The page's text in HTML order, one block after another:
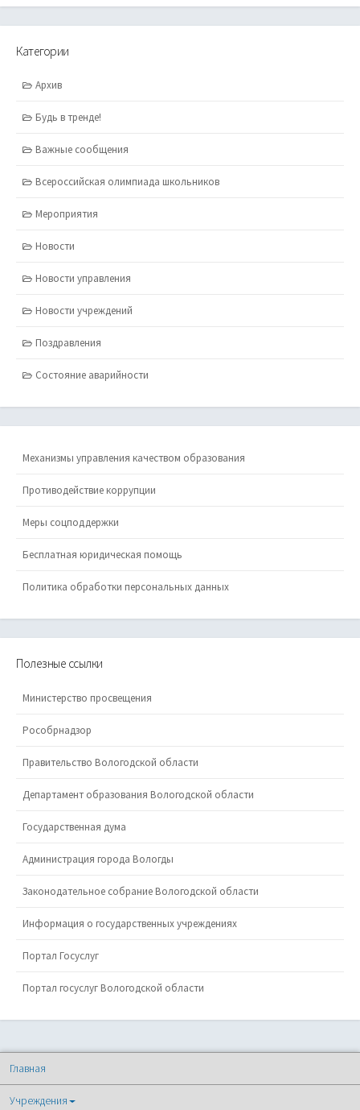
Категории
Архив
Будь в тренде!
Важные сообщения
Всероссийская олимпиада школьников
Мероприятия
Новости
Новости управления
Новости учреждений
Поздравления
Состояние аварийности
Механизмы управления качеством образования
Противодействие коррупции
Меры соцподдержки
Бесплатная юридическая помощь
Политика обработки персональных данных
Полезные ссылки
Министерство просвещения
Рособрнадзор
Правительство Вологодской области
Департамент образования Вологодской области
Государственная дума
Администрация города Вологды
Законодательное собрание Вологодской области
Информация о государственных учреждениях
Портал Госуслуг
Портал госуслуг Вологодской области
Главная
Учреждения